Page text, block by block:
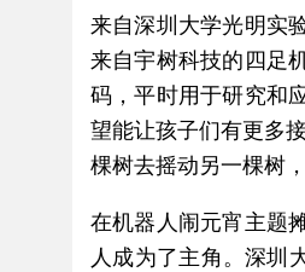
来自深圳大学光明实
来自宇树科技的四足
码，平时用于研究和
望能让孩子们有更多
棵树去摇动另一棵树
在机器人闹元宵主题
人成为了主角。深圳